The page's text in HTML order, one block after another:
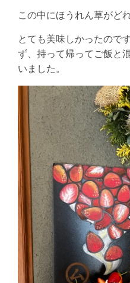
この中にほうれん草がど
とても美味しかったので
ず、持って帰ってご飯と
いました。